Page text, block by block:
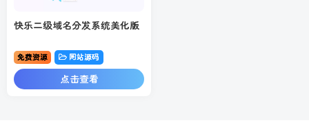
快乐二级域名分发系统美化版
免费资源 网站源码
点击查看